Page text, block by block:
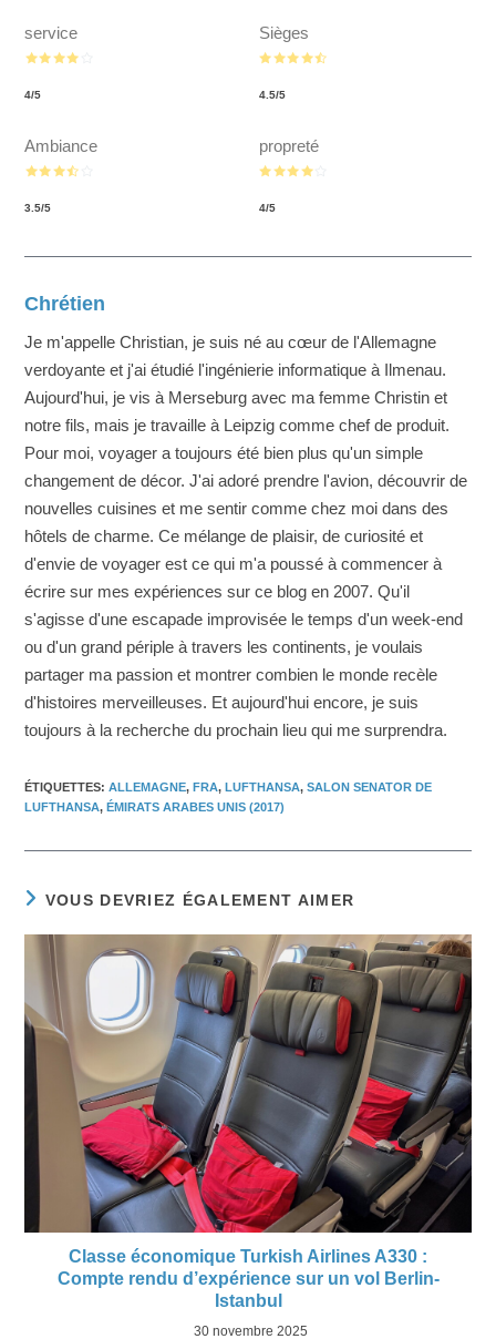
service
4/5
Sièges
4.5/5
Ambiance
3.5/5
propreté
4/5
Chrétien
Je m'appelle Christian, je suis né au cœur de l'Allemagne
verdoyante et j'ai étudié l'ingénierie informatique à Ilmenau.
Aujourd'hui, je vis à Merseburg avec ma femme Christin et
notre fils, mais je travaille à Leipzig comme chef de produit.
Pour moi, voyager a toujours été bien plus qu'un simple
changement de décor. J'ai adoré prendre l'avion, découvrir de
nouvelles cuisines et me sentir comme chez moi dans des
hôtels de charme. Ce mélange de plaisir, de curiosité et
d'envie de voyager est ce qui m'a poussé à commencer à
écrire sur mes expériences sur ce blog en 2007. Qu'il
s'agisse d'une escapade improvisée le temps d'un week-end
ou d'un grand périple à travers les continents, je voulais
partager ma passion et montrer combien le monde recèle
d'histoires merveilleuses. Et aujourd'hui encore, je suis
toujours à la recherche du prochain lieu qui me surprendra.
ÉTIQUETTES:ALLEMAGNE, FRA, LUFTHANSA, SALON SENATOR DE
LUFTHANSA, ÉMIRATS ARABES UNIS (2017)
VOUS DEVRIEZ ÉGALEMENT AIMER
Classe économique Turkish Airlines A330 :
Compte rendu d’expérience sur un vol Berlin-
Istanbul
30 novembre 2025